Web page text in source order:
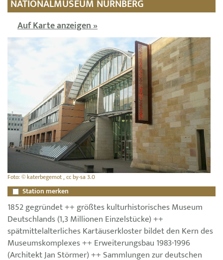
NATIONALMUSEUM NÜRNBERG
Auf Karte anzeigen »
Foto: © katerbegemot , cc by-sa 3.0
Station merken
1852 gegründet ++ größtes kulturhistorisches Museum
Deutschlands (1,3 Millionen Einzelstücke) ++
spätmittelalterliches Kartäuserkloster bildet den Kern des
Museumskomplexes ++ Erweiterungsbau 1983-1996
(Architekt Jan Störmer) ++ Sammlungen zur deutschen